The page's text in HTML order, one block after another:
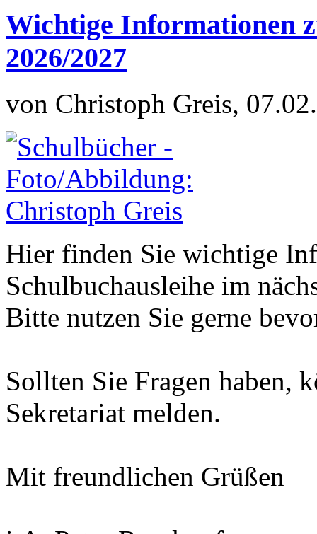
Wichtige Informationen
2026/2027
von Christoph Greis,
Hier finden Sie wichtige
Schulbuchausleihe im
Bitte nutzen Sie gerne
Sollten Sie Fragen haben,
Sekretariat melden.
Mit freundlichen Grüßen